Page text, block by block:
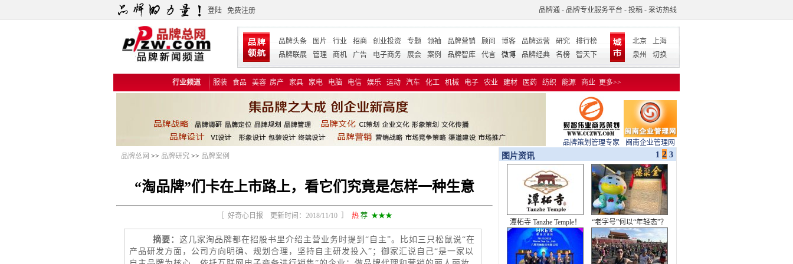
登陆 免费注册 品牌通 - 品牌专业服务平台 - 投稿 - 采访热线
品牌头条 图片 行业 招商 创业投资 专题 领袖 品牌营销 顾问 博客 品牌运营 研究
排行榜
品牌联展
管理 商机 广告 电子商务 展会 案例 品牌智库 代言 微博 品牌经典 名榜 智天下
北京
上海
泉州
切换
行业频道 服装 食品 美容 房产 家具 家电 电脑 电信 娱乐 运动 汽车 化工 机械 电子 农业 建材 医药 纺织 能源 商业 更多>>
品牌策划管理专家
闽南企业管理网
品牌总网 >> 品牌研究 >> 品牌案例
“淘品牌”们卡在上市路上，看它们究竟是怎样一种生意
［ 好奇心日报 更新时间：2018/11/10 ］ 热 荐 ★★★
摘要：这几家淘品牌都在招股书里介绍主营业务时提到“自主”。比如三只松鼠说“在
产品研发方面，公司方向明确、规划合理，坚持自主研发投入”；御家汇说自己“是一家以
图片资讯 1 2 3
青春华章｜青春接力 河
海奔腾
加多宝王老吉上演“夺标”
续集